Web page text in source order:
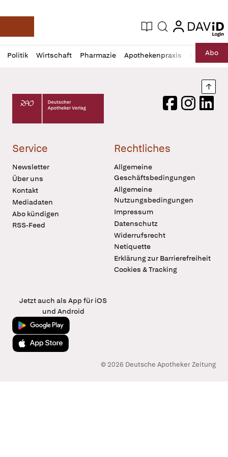
Deutsche Apotheker Zeitung
Aktuelle Ausgabe
Suche login
login
Politik Wirtschaft Pharmazie Apothekenpraxis RechtAbo
Profil
öffnen
Daz
Pur
Deutscher Apotheker Verlag Logo
FacebookInstagram
Service
Newsletter
Über uns
Kontakt
Mediadaten
Abo kündigen
RSS-Feed
Rechtliches
Allgemeine
Geschäftsbedingungen
Allgemeine
Nutzungsbedingungen
Impressum
Datenschutz
Widerrufsrecht
Netiquette
Erklärung zur Barrierefreiheit
Cookies & Tracking
Jetzt auch als App für iOS
und Android
Jetzt bei Google Play
Laden im App Store
© 2026 Deutsche Apotheker Zeitung